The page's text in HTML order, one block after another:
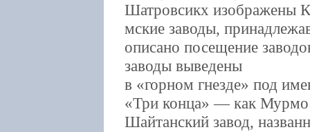
Шатровсикх изображены
мские заводы,
описано посещение
заводы выведены
в «горном гнезде» под
«Три конца» — как
Шайтанский завод,